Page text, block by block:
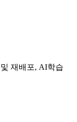
재배포, AI학습